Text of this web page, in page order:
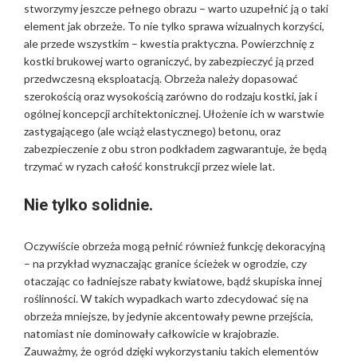
stworzymy jeszcze pełnego obrazu – warto uzupełnić ją o taki
element jak obrzeże. To nie tylko sprawa wizualnych korzyści,
ale przede wszystkim – kwestia praktyczna. Powierzchnię z
kostki brukowej warto ograniczyć, by zabezpieczyć ją przed
przedwczesną eksploatacją. Obrzeża należy dopasować
szerokością oraz wysokością zarówno do rodzaju kostki, jak i
ogólnej koncepcji architektonicznej. Ułożenie ich w warstwie
zastygającego (ale wciąż elastycznego) betonu, oraz
zabezpieczenie z obu stron podkładem zagwarantuje, że będą
trzymać w ryzach całość konstrukcji przez wiele lat.
Nie tylko solidnie.
Oczywiście obrzeża mogą pełnić również funkcję dekoracyjną
– na przykład wyznaczając granice ścieżek w ogrodzie, czy
otaczając co ładniejsze rabaty kwiatowe, bądź skupiska innej
roślinności. W takich wypadkach warto zdecydować się na
obrzeża mniejsze, by jedynie akcentowały pewne przejścia,
natomiast nie dominowały całkowicie w krajobrazie.
Zauważmy, że ogród dzięki wykorzystaniu takich elementów